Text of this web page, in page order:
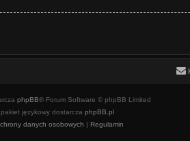
phpBB® Forum Software © phpBB Limited
językowy dostarcza phpBB.pl
danych osobowych | Regulamin